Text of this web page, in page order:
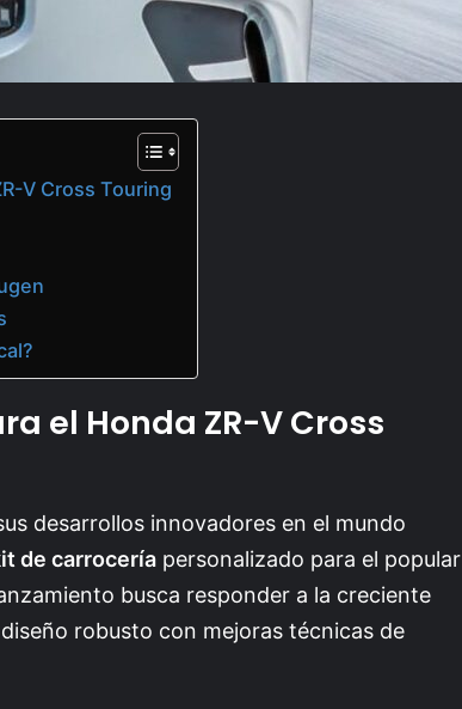
V Cross Touring
el Honda ZR-V Cross
desarrollos innovadores en el mundo
de carrocería personalizado para el popular
busca responder a la creciente
robusto con mejoras técnicas de